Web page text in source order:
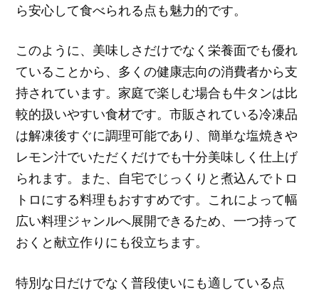
ら安心して食べられる点も魅力的です。
このように、美味しさだけでなく栄養面でも優れ
ていることから、多くの健康志向の消費者から支
持されています。家庭で楽しむ場合も牛タンは比
較的扱いやすい食材です。市販されている冷凍品
は解凍後すぐに調理可能であり、簡単な塩焼きや
レモン汁でいただくだけでも十分美味しく仕上げ
られます。また、自宅でじっくりと煮込んでトロ
トロにする料理もおすすめです。これによって幅
広い料理ジャンルへ展開できるため、一つ持って
おくと献立作りにも役立ちます。
特別な日だけでなく普段使いにも適している点